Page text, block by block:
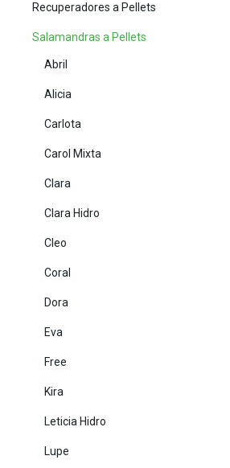
Recuperadores a Pellets
Salamandras a Pellets
Abril
Alicia
Carlota
Carol Mixta
Clara
Clara Hidro
Cleo
Coral
Dora
Eva
Free
Kira
Leticia Hidro
Lupe